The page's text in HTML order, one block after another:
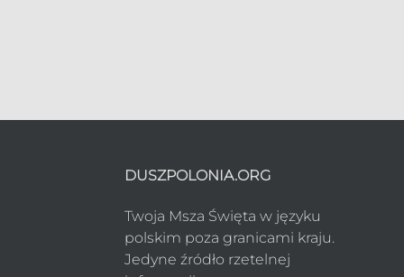
DUSZPOLONIA.ORG
Twoja Msza Święta w języku
polskim poza granicami kraju.
Jedyne źródło rzetelnej